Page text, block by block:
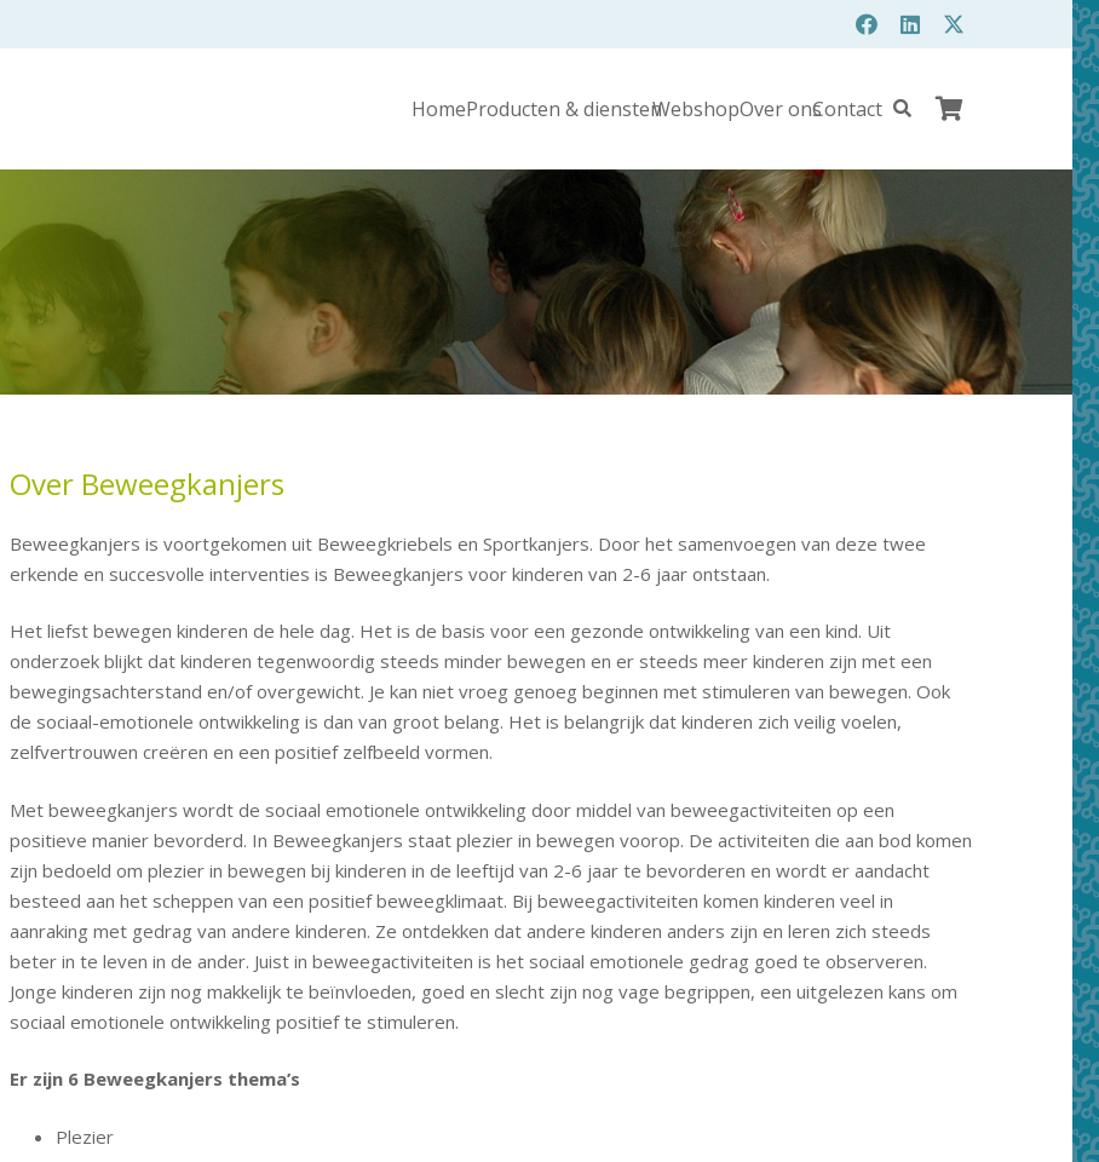
HomeProducten & dienstenWebshopOver onsContact
Over Beweegkanjers
Beweegkanjers is voortgekomen uit Beweegkriebels en Sportkanjers. Door het samenvoegen van deze twee
erkende en succesvolle interventies is Beweegkanjers voor kinderen van 2-6 jaar ontstaan.
Het liefst bewegen kinderen de hele dag. Het is de basis voor een gezonde ontwikkeling van een kind. Uit
onderzoek blijkt dat kinderen tegenwoordig steeds minder bewegen en er steeds meer kinderen zijn met een
bewegingsachterstand en/of overgewicht. Je kan niet vroeg genoeg beginnen met stimuleren van bewegen. Ook
de sociaal-emotionele ontwikkeling is dan van groot belang. Het is belangrijk dat kinderen zich veilig voelen,
zelfvertrouwen creëren en een positief zelfbeeld vormen.
Met beweegkanjers wordt de sociaal emotionele ontwikkeling door middel van beweegactiviteiten op een
positieve manier bevorderd. In Beweegkanjers staat plezier in bewegen voorop. De activiteiten die aan bod komen
zijn bedoeld om plezier in bewegen bij kinderen in de leeftijd van 2-6 jaar te bevorderen en wordt er aandacht
besteed aan het scheppen van een positief beweegklimaat. Bij beweegactiviteiten komen kinderen veel in
aanraking met gedrag van andere kinderen. Ze ontdekken dat andere kinderen anders zijn en leren zich steeds
beter in te leven in de ander. Juist in beweegactiviteiten is het sociaal emotionele gedrag goed te observeren.
Jonge kinderen zijn nog makkelijk te beïnvloeden, goed en slecht zijn nog vage begrippen, een uitgelezen kans om
sociaal emotionele ontwikkeling positief te stimuleren.
Er zijn 6 Beweegkanjers thema’s
Plezier